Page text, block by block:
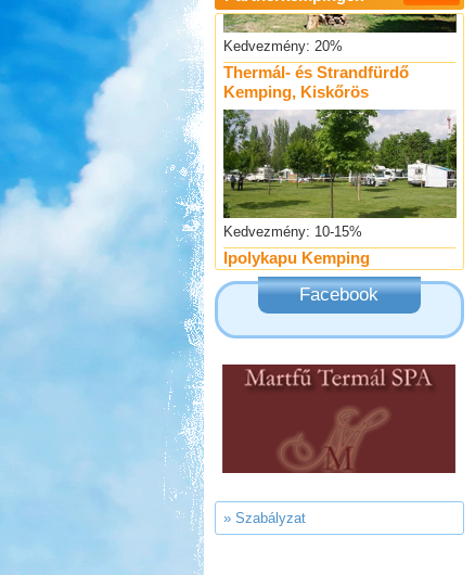
Kedvezmény: 20%
Thermál- és Strandfürdő
Kemping, Kiskőrös
Kedvezmény: 10-15%
Ipolykapu Kemping
Kedvezmény: 15%
Gyógyfürdő Kemping
Facebook
» Szabályzat